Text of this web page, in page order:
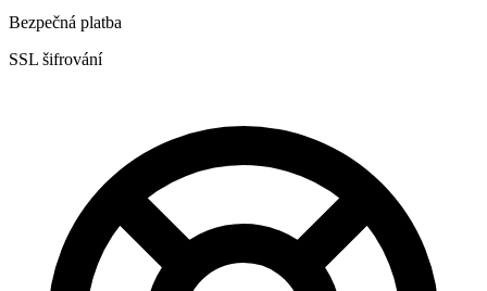
Bezpečná platba
SSL šifrování